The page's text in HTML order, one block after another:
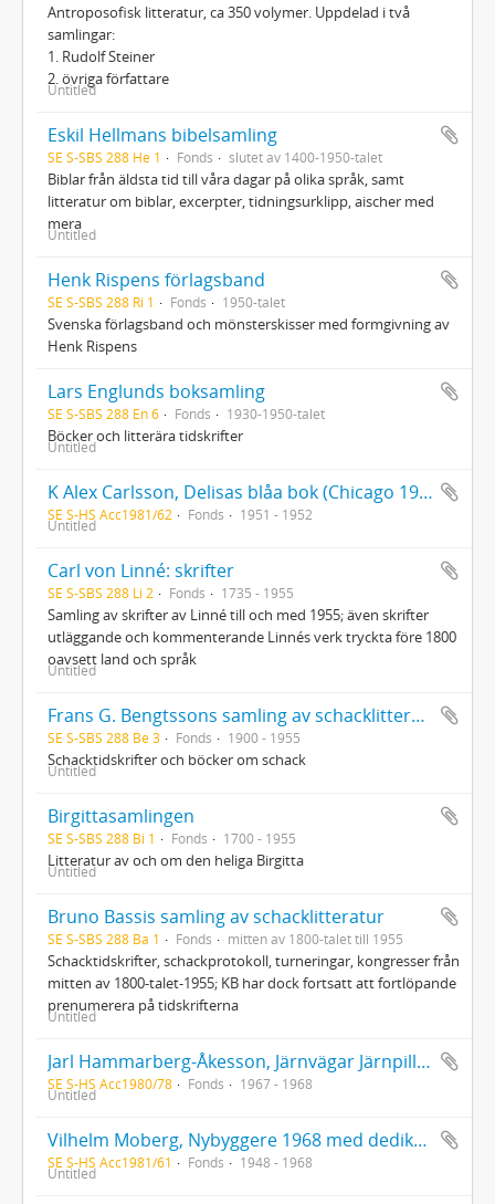
Antroposofisk litteratur, ca 350 volymer. Uppdelad i två
samlingar:
1. Rudolf Steiner
2. övriga författare
Untitled
Eskil Hellmans bibelsamling
SE S-SBS 288 He 1 Fonds slutet av 1400-1950-talet
Biblar från äldsta tid till våra dagar på olika språk, samt
litteratur om biblar, excerpter, tidningsurklipp, aischer med
mera
Untitled
Henk Rispens förlagsband
SE S-SBS 288 Ri 1 Fonds 1950-talet
Svenska förlagsband och mönsterskisser med formgivning av
Henk Rispens
Lars Englunds boksamling
SE S-SBS 288 En 6 Fonds 1930-1950-talet
Böcker och litterära tidskrifter
Untitled
K Alex Carlsson, Delisas blåa bok (Chicago 1951). Med dedikation och anteckningar av författaren 1952
SE S-HS Acc1981/62 Fonds 1951 - 1952
Untitled
Carl von Linné: skrifter
SE S-SBS 288 Li 2 Fonds 1735 - 1955
Samling av skrifter av Linné till och med 1955; även skrifter
utläggande och kommenterande Linnés verk tryckta före 1800
oavsett land och språk
Untitled
Frans G. Bengtssons samling av schacklitteratur
SE S-SBS 288 Be 3 Fonds 1900 - 1955
Schacktidskrifter och böcker om schack
Untitled
Birgittasamlingen
SE S-SBS 288 Bi 1 Fonds 1700 - 1955
Litteratur av och om den heliga Birgitta
Untitled
Bruno Bassis samling av schacklitteratur
SE S-SBS 288 Ba 1 Fonds mitten av 1800-talet till 1955
Schacktidskrifter, schackprotokoll, turneringar, kongresser från
mitten av 1800-talet-1955; KB har dock fortsatt att fortlöpande
prenumerera på tidskrifterna
Untitled
Jarl Hammarberg-Åkesson, Järnvägar Järnpiller Järnplåtar (1968). Med handskrivet brev från författaren till "Käre läsare" daterat november 1967
SE S-HS Acc1980/78 Fonds 1967 - 1968
Untitled
Vilhelm Moberg, Nybyggere 1968 med dedikation till KB; Die Brautquelle 1948 med dedikation till KB
SE S-HS Acc1981/61 Fonds 1948 - 1968
Untitled